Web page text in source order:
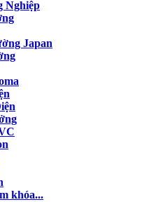
Nghiệp
Japan
khóa...